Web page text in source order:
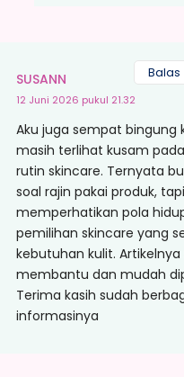
SUSANN
12 Juni 2026 pukul 21.32
Aku juga sempat bingung
masih terlihat kusam
rutin skincare. Ternyata
soal rajin pakai produk,
memperhatikan pola
pemilihan skincare yang
kebutuhan kulit.
membantu dan mudah
Terima kasih sudah
informasinya
Balas